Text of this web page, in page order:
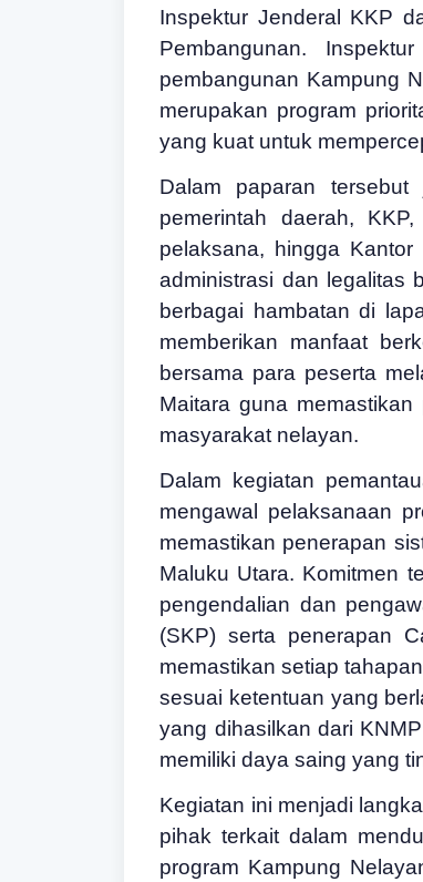
Inspektur Jenderal KKP
Pembangunan.
pembangunan Kampung
merupakan program
yang kuat untuk
Dalam paparan
pemerintah daerah,
pelaksana, hingga
administrasi dan legalitas
berbagai hambatan di
memberikan manfaat
bersama para peserta
Maitara guna
masyarakat nelayan.
Dalam kegiatan
mengawal pelaksanaan
memastikan penerapan
Maluku Utara. Komitmen
pengendalian dan
(SKP) serta penerapan
memastikan setiap
sesuai ketentuan yang
yang dihasilkan dari
memiliki daya saing yang
Kegiatan ini menjadi
pihak terkait dalam
program Kampung